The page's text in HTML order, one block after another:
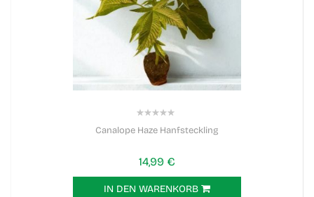
Canalope Haze Hanfsteckling
14,99 €
IN DEN WARENKORB